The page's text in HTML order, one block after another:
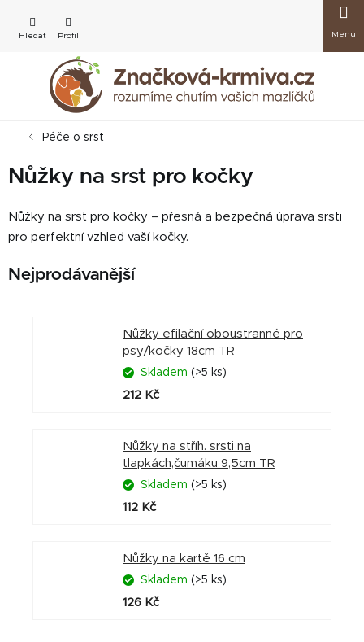
obsah
košík
Péče o srst
Nůžky na srst pro kočky
Nůžky na srst pro kočky – přesná a bezpečná úprava srsti
pro perfektní vzhled vaší kočky.
Nejprodávanější
Nůžky efilační oboustranné pro
psy/kočky 18cm TR
Skladem (>5 ks)
212 Kč
Nůžky na stříh. srsti na
tlapkách,čumáku 9,5cm TR
Skladem (>5 ks)
112 Kč
Nůžky na kartě 16 cm
Skladem (>5 ks)
126 Kč